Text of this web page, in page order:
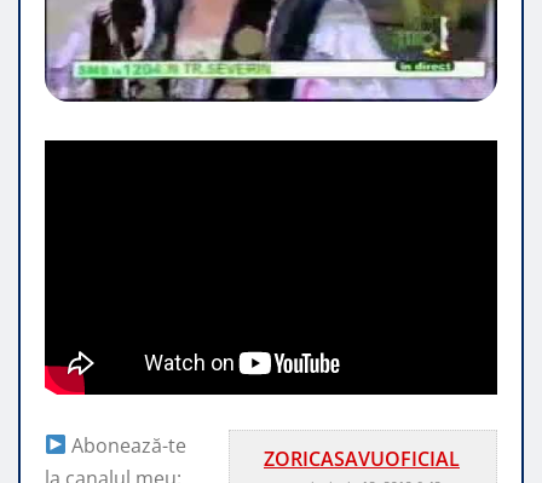
ZORICASAVUOFICIAL
Abonează-te